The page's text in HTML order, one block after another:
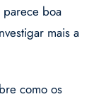
parece boa
mais a
como os